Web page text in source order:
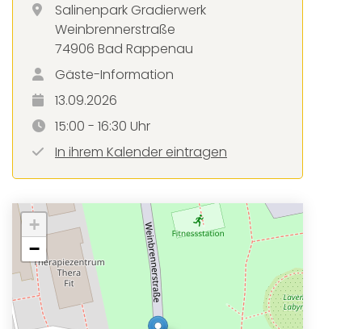
Salinenpark Gradierwerk
Weinbrennerstraße
74906 Bad Rappenau
Gäste-Information
13.09.2026
15:00 - 16:30 Uhr
In ihrem Kalender eintragen
+
−